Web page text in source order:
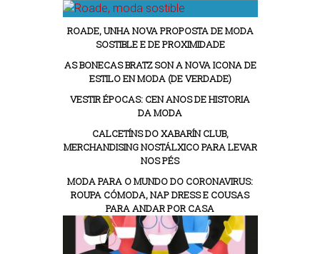
ROADE, UNHA NOVA PROPOSTA DE MODA
SOSTIBLE E DE PROXIMIDADE
AS BONECAS BRATZ SON A NOVA ICONA DE
ESTILO EN MODA (DE VERDADE)
VESTIR ÉPOCAS: CEN ANOS DE HISTORIA
DA MODA
CALCETÍNS DO XABARÍN CLUB,
MERCHANDISING NOSTÁLXICO PARA LEVAR
NOS PÉS
MODA PARA O MUNDO DO CORONAVIRUS:
ROUPA CÓMODA, NAP DRESS E COUSAS
PARA ANDAR POR CASA